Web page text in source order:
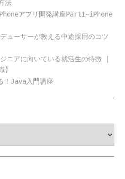
法
アプリ開発講座Part1~iPhone
ューサーが教える中途採用のコツ
ニアに向いている就活生の特徴 |
】
！Java入門講座